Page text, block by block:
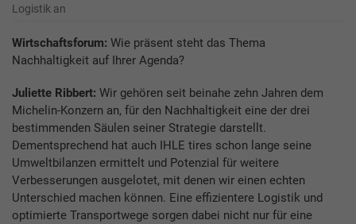
Logistik an
Wirtschaftsforum: Wie präsent steht das Thema
Nachhaltigkeit auf Ihrer Agenda?
Juliette Ribbert: Wir gehören seit beinahe zehn Jahren dem
Michelin-Konzern an, für den Nachhaltigkeit eine der drei
bestimmenden Säulen seiner Strategie darstellt.
Dementsprechend hat auch IHLE tires schon lange seine
Umweltbilanzen ermittelt und Potenzial für weitere
Verbesserungen ausgelotet, mit denen wir einen echten
Unterschied machen können. Eine effizientere Logistik und
optimierte Transportwege sorgen dabei nicht nur für eine